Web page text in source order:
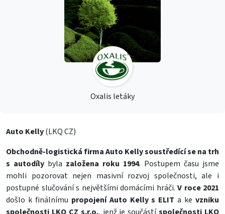
Oxalis letáky
Auto Kelly(LKQ CZ)
Obchodně-logistická firma Auto Kelly soustředící se na trh
s autodíly byla založena roku 1994. Postupem času jsme
mohli pozorovat nejen masivní rozvoj společnosti, ale i
postupné slučování s největšími domácími hráči. V roce 2021
došlo k finálnímu propojení Auto Kelly s ELIT a kevzniku